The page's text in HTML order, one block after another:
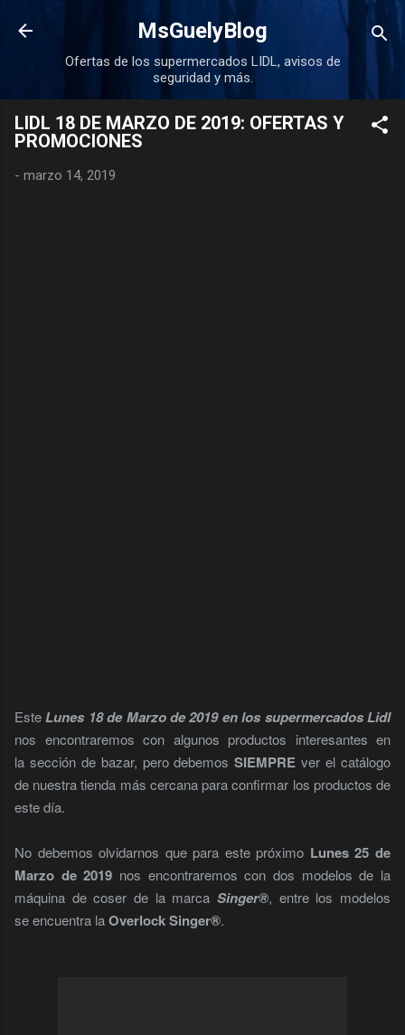
Ir al contenido principal
MsGuelyBlog
Ofertas de los supermercados LIDL, avisos de
seguridad y más.
LIDL 18 DE MARZO DE 2019: OFERTAS Y
PROMOCIONES
- marzo 14, 2019
Este Lunes 18 de Marzo de 2019 en los supermercados Lidl
nos encontraremos con algunos productos interesantes en
la sección de bazar, pero debemosSIEMPRE ver el catálogo
de nuestra tienda más cercana para confirmar los productos de
este día.
No debemos olvidarnos que para este próximo Lunes 25 de
Marzo de 2019 nos encontraremos con dos modelos de la
máquina de coser de la marca Singer®, entre los modelos
se encuentra laOverlock Singer®.